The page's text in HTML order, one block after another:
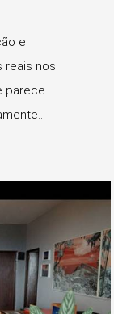
e
reais nos
parece